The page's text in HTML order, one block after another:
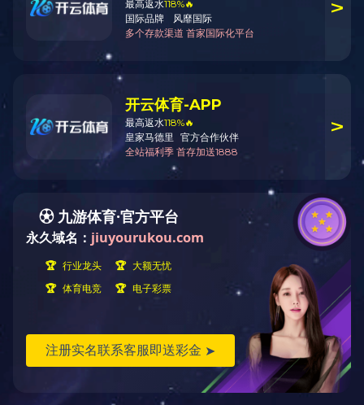
象牙白尼龙拉链
用途：
材质：
颜色：
返回